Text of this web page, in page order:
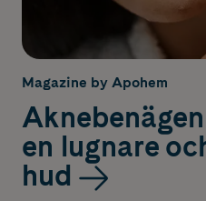
Magazine by Apohem
en lugnare
hud